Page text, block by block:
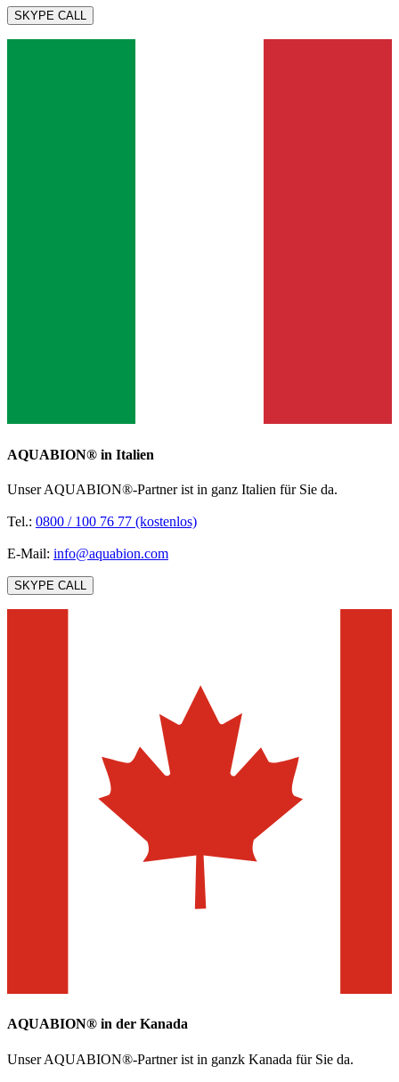
SKYPE CALL
AQUABION®️ in Italien
Unser AQUABION®-Partner ist in ganz Italien für Sie da.
Tel.: 0800 / 100 76 77 (kostenlos)
E-Mail: info@aquabion.com
SKYPE CALL
AQUABION®️ in der Kanada
Unser AQUABION®-Partner ist in ganzk Kanada für Sie da.